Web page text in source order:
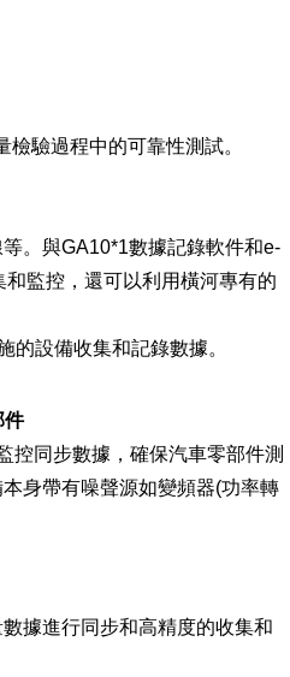
驗過程中的可靠性測試。
。與GA10*1數據記錄軟件和e-
監控，還可以利用橫河專有的
的設備收集和記錄數據。
件
控同步數據，確保汽車零部件測
身帶有噪聲源如變頻器(功率轉
據進行同步和高精度的收集和